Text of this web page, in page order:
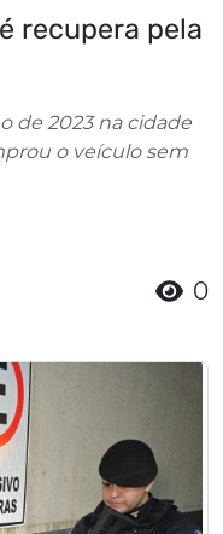
recupera pela
de 2023 na cidade
o veículo sem
0